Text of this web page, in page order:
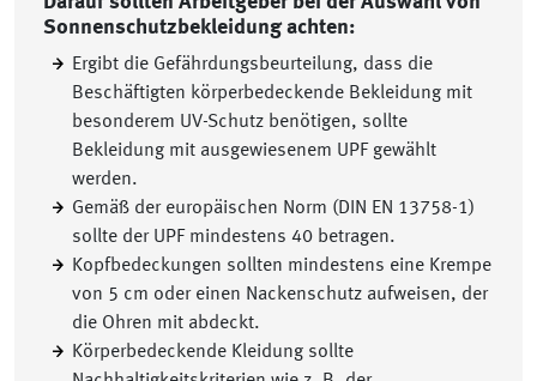
Sonnenschutzbekleidung achten:
Ergibt die Gefährdungsbeurteilung, dass die
Beschäftigten körperbedeckende Bekleidung mit
besonderem UV-Schutz benötigen, sollte
Bekleidung mit ausgewiesenem UPF gewählt
werden.
Gemäß der europäischen Norm (DIN EN 13758-1)
sollte der UPF mindestens 40 betragen.
Kopfbedeckungen sollten mindestens eine Krempe
von 5 cm oder einen Nackenschutz aufweisen, der
die Ohren mit abdeckt.
Körperbedeckende Kleidung sollte